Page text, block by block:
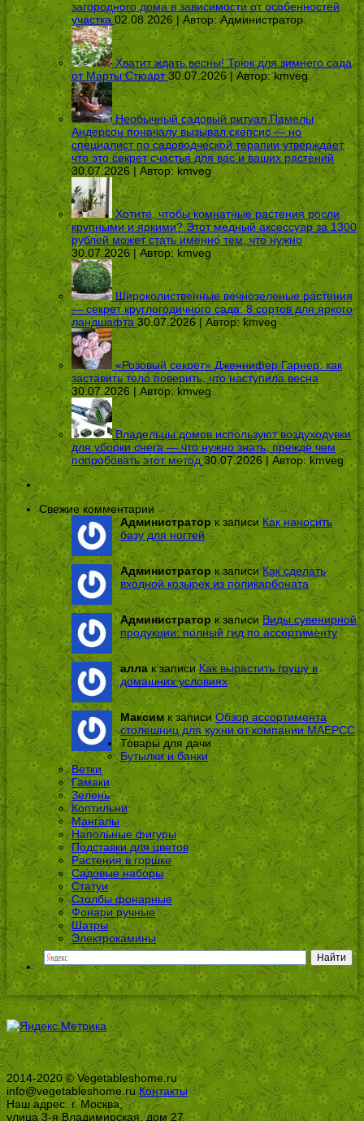
загородного дома в зависимости от особенностей
участка 02.08.2026 | Автор:Администратор
Хватит ждать весны! Трюк для зимнего сада
от Марты Стюарт 30.07.2026 | Автор:kmveg
Необычный садовый ритуал Памелы
Андерсон поначалу вызывал скепсис — но
специалист по садоводческой терапии утверждает,
что это секрет счастья для вас и ваших растений
30.07.2026 | Автор: kmveg
Хотите, чтобы комнатные растения росли
крупными и яркими? Этот медный аксессуар за 1300
рублей может стать именно тем, что нужно
30.07.2026 | Автор: kmveg
Широколиственные вечнозеленые растения
— секрет круглогодичного сада: 8 сортов для яркого
ландшафта 30.07.2026 | Автор:kmveg
«Розовый секрет» Дженнифер Гарнер: как
заставить тело поверить, что наступила весна
30.07.2026 | Автор:kmveg
Владельцы домов используют воздуходувки
для уборки снега — что нужно знать, прежде чем
попробовать этот метод 30.07.2026 | Автор:kmveg
Свежие комментарии
Администраторк записиКак наносить
базу для ногтей
Администратор к записиКак сделать
входной козырек из поликарбоната
Администраторк записиВиды сувенирной
продукции: полный гид по ассортименту
алла к записиКак вырастить грушу в
домашних условиях
Максим к записиОбзор ассортимента
столешниц для кухни от компании МАЕРСС
Товары для дачи
Бутылки и банки
Ветки
Гамаки
Зелень
Коптильни
Мангалы
Напольные фигуры
Подставки для цветов
Растения в горшке
Садовые наборы
Статуи
Столбы фонарные
Фонари ручные
Шатры
Электрокамины
2014-2020 © Vegetableshome.ru
info@vegetableshome.ru Контакты
Наш адрес: г. Москва,
улица 3-я Владимирская, дом 27